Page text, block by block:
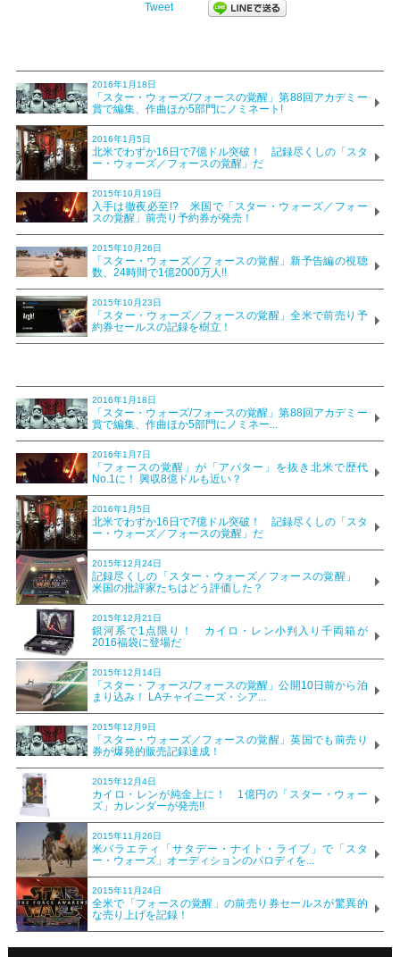
Tweet
2016年1月18日
「スター・ウォーズ/フォースの覚醒」第88回アカデミー
賞で編集、作曲ほか5部門にノミネート!
2016年1月5日
北米でわずか16日で7億ドル突破！ 記録尽くしの「スタ
ー・ウォーズ／フォースの覚醒」だ
2015年10月19日
入手は徹夜必至!? 米国で「スター・ウォーズ／フォー
スの覚醒」前売り予約券が発売！
2015年10月26日
「スター・ウォーズ／フォースの覚醒」新予告編の視聴
数、24時間で1億2000万人!!
2015年10月23日
「スター・ウォーズ／フォースの覚醒」全米で前売り予
約券セールスの記録を樹立！
2016年1月18日
「スター・ウォーズ/フォースの覚醒」第88回アカデミー
賞で編集、作曲ほか5部門にノミネー...
2016年1月7日
「フォースの覚醒」が「アバター」を抜き北米で歴代
No.1に！ 興収8億ドルも近い？
2016年1月5日
北米でわずか16日で7億ドル突破！ 記録尽くしの「スタ
ー・ウォーズ／フォースの覚醒」だ
2015年12月24日
記録尽くしの「スター・ウォーズ／フォースの覚醒」
米国の批評家たちはどう評価した？
2015年12月21日
銀河系で1点限り！ カイロ・レン小判入り千両箱が
2016福袋に登場だ
2015年12月14日
「スター・フォース/フォースの覚醒」公開10日前から泊
まり込み！ LAチャイニーズ・シア...
2015年12月9日
「スター・ウォーズ／フォースの覚醒」英国でも前売り
券が爆発的販売記録達成！
2015年12月4日
カイロ・レンが純金上に！ 1億円の「スター・ウォー
ズ」カレンダーが発売!!
2015年11月26日
米バラエティ「サタデー・ナイト・ライブ」で「スタ
ー・ウォーズ」オーディションのパロディを...
2015年11月24日
全米で「フォースの覚醒」の前売り券セールスが驚異的
な売り上げを記録！